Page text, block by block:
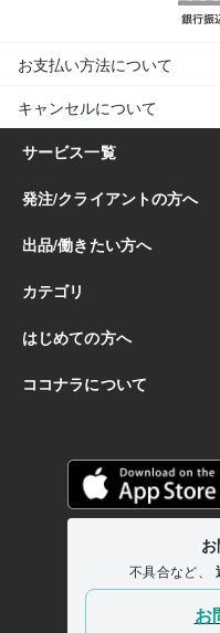
お支払い方法について
キャンセルについて